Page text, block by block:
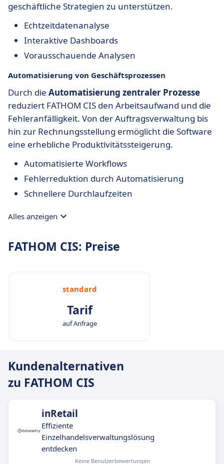
geschäftliche Strategien zu unterstützen.
Echtzeitdatenanalyse
Interaktive Dashboards
Vorausschauende Analysen
Automatisierung von Geschäftsprozessen
Durch die Automatisierung zentraler Prozesse
reduziert FATHOM CIS den Arbeitsaufwand und die
Fehleranfälligkeit. Von der Auftragsverwaltung bis
hin zur Rechnungsstellung ermöglicht die Software
eine erhebliche Produktivitätssteigerung.
Automatisierte Workflows
Fehlerreduktion durch Automatisierung
Schnellere Durchlaufzeiten
Alles anzeigen
FATHOM CIS: Preise
standard
Tarif
auf Anfrage
Kundenalternativen
zu FATHOM CIS
inRetail
Effiziente
Einzelhandelsverwaltungslösung
entdecken
Keine Benutzerbewertungen